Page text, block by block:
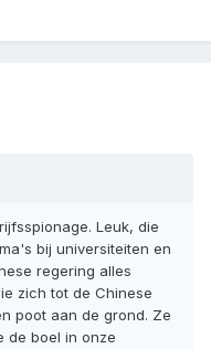
Leuk, die
bij universiteiten en
regering alles
zich tot de Chinese
poot aan de grond. Ze
de boel in onze